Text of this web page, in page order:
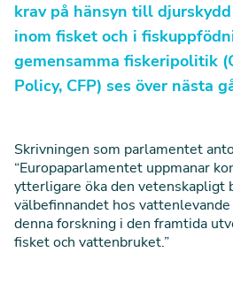
krav på hänsyn till
inom fisket och i
gemensamma fiskeripolitik
Policy, CFP) ses över nästa
Skrivningen som parlamentet
“Europaparlamentet uppmanar
ytterligare öka den vetenskapligt
välbefinnandet hos
denna forskning i den framtida
fisket och vattenbruket.”